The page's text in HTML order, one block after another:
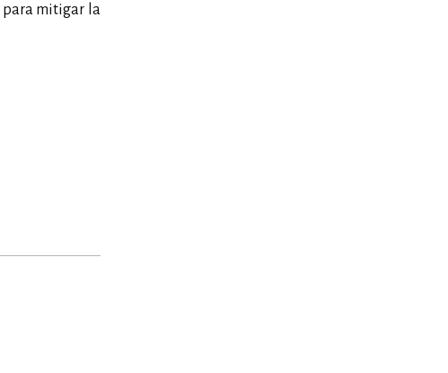
para mitigar la